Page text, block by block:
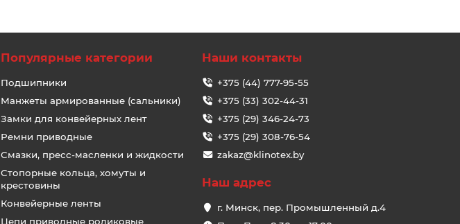
Популярные категории
Подшипники
Манжеты армированные (сальники)
Замки для конвейерных лент
Ремни приводные
Смазки, пресс-масленки и жидкости
Стопорные кольца, хомуты и
крестовины
Конвейерные ленты
Цепи приводные роликовые
Наши контакты
+375 (44) 777-95-55
+375 (33) 302-44-31
+375 (29) 346-24-73
+375 (29) 308-76-54
zakaz@klinotex.by
Наш адрес
г. Минск, пер. Промышленный д.4